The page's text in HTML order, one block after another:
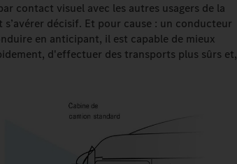
contact visuel avec les autres usagers de la
décisif. Et pour cause : un conducteur
en anticipant, il est capable de mieux
d'effectuer des transports plus sûrs et,